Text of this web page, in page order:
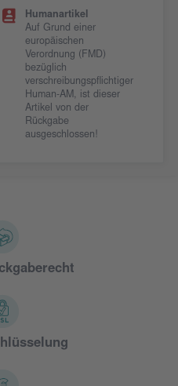
Humanartikel
Auf Grund einer
europäischen
Verordnung (FMD)
bezüglich
verschreibungspflichtiger
Human-AM, ist dieser
Artikel von der
Rückgabe
ausgeschlossen!